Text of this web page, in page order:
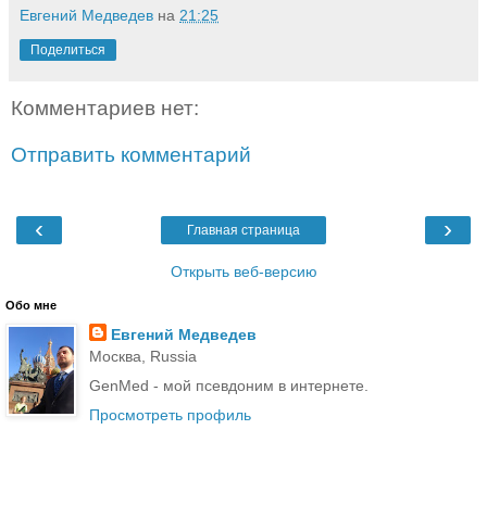
Евгений Медведев на 21:25
Поделиться
Комментариев нет:
Отправить комментарий
‹ ›
Главная страница
Открыть веб-версию
Обо мне
Евгений Медведев
Москва, Russia
GenMed - мой псевдоним в интернете.
Просмотреть профиль